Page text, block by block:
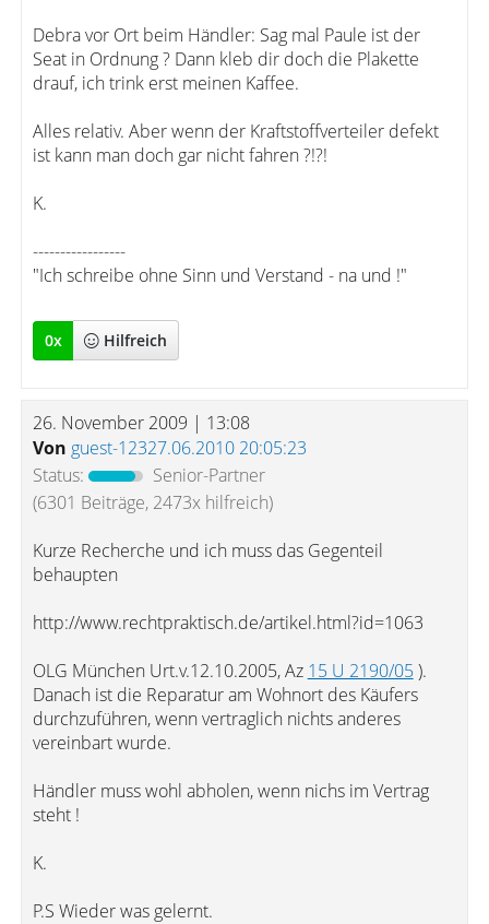
Debra vor Ort beim Händler: Sag mal Paule ist der
Seat in Ordnung ? Dann kleb dir doch die Plakette
drauf, ich trink erst meinen Kaffee.
Alles relativ. Aber wenn der Kraftstoffverteiler defekt
ist kann man doch gar nicht fahren ?!?!
K.
-----------------
"Ich schreibe ohne Sinn und Verstand - na und !"
0x Hilfreich
26. November 2009 | 13:08
Von guest-12327.06.2010 20:05:23
Status:
Senior-Partner
(6301 Beiträge, 2473x hilfreich)
Kurze Recherche und ich muss das Gegenteil
behaupten
http://www.rechtpraktisch.de/artikel.html?id=1063
OLG München Urt.v.12.10.2005, Az 15 U 2190/05).
Danach ist die Reparatur am Wohnort des Käufers
durchzuführen, wenn vertraglich nichts anderes
vereinbart wurde.
Händler muss wohl abholen, wenn nichs im Vertrag
steht !
K.
P.S Wieder was gelernt.